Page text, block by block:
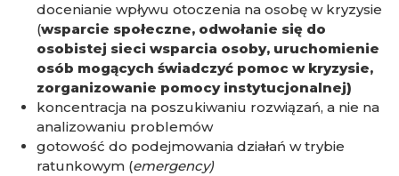
docenianie wpływu otoczenia na osobę w kryzysie
(wsparcie społeczne, odwołanie się do
osobistej sieci wsparcia osoby, uruchomienie
osób mogących świadczyć pomoc w kryzysie,
zorganizowanie pomocy instytucjonalnej)
koncentracja na poszukiwaniu rozwiązań, a nie na
analizowaniu problemów
gotowość do podejmowania działań w trybie
ratunkowym (emergency)